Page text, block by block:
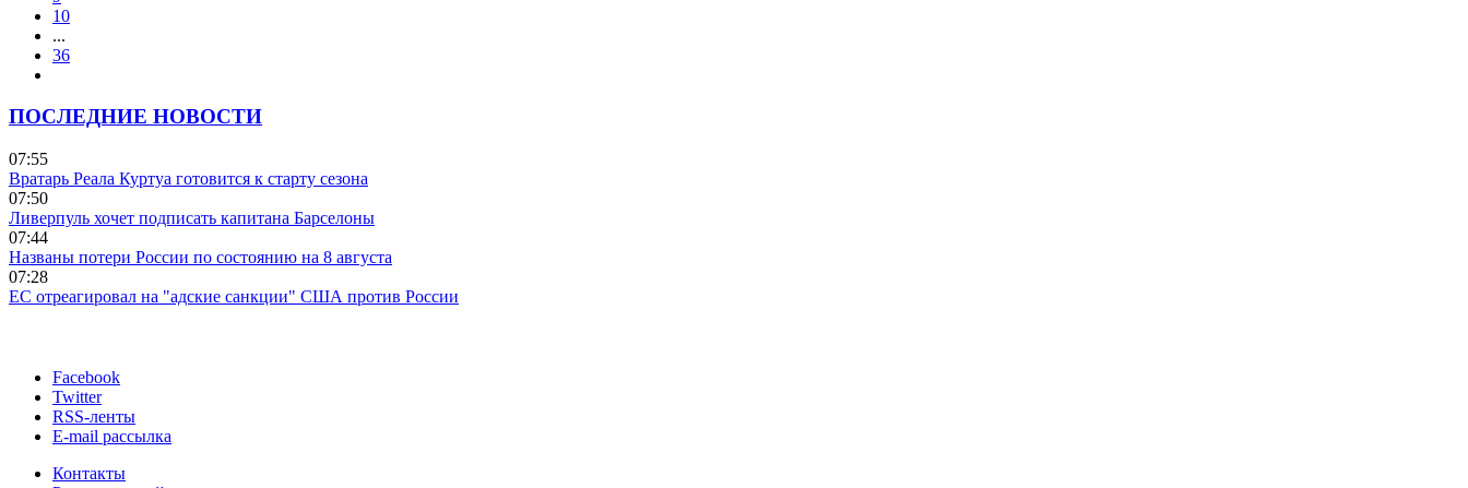
10
...
36
ПОСЛЕДНИЕ НОВОСТИ
07:55
Вратарь Реала Куртуа готовится к старту сезона
07:50
Ливерпуль хочет подписать капитана Барселоны
07:44
Названы потери России по состоянию на 8 августа
07:28
ЕС отреагировал на "адские санкции" США против России
Facebook
Twitter
RSS-ленты
E-mail рассылка
Контакты